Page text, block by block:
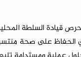
قيادة السلطة
الحفاظ على صحة